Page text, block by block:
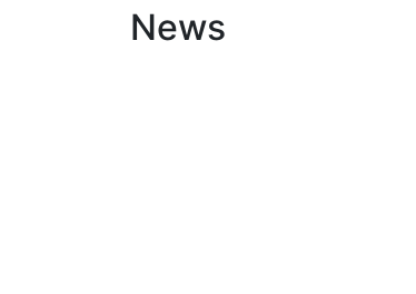
News